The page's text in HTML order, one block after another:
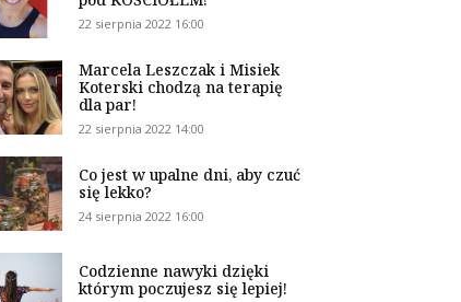
22 sierpnia 2022 16:00
Marcela Leszczak i Misiek
Koterski chodzą na terapię
dla par!
22 sierpnia 2022 14:00
Co jest w upalne dni, aby czuć
się lekko?
24 sierpnia 2022 16:00
Codzienne nawyki dzięki
którym poczujesz się lepiej!